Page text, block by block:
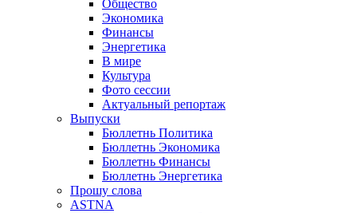
Общество
Экономика
Финансы
Энергетика
В мире
Культура
Фото сессии
Актуальный репортаж
Выпуски
Бюллетнь Политика
Бюллетнь Экономика
Бюллетнь Финансы
Бюллетнь Энергетика
Прошу слова
ASTNA